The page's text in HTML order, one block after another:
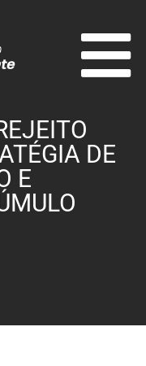
DE
E